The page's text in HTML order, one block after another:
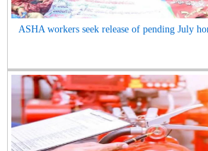
ASHA workers seek release of pending July